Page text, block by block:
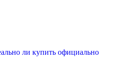
ли купить официально